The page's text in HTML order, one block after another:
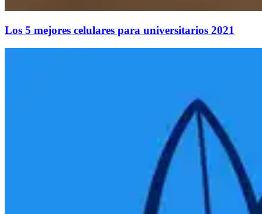
Los 5 mejores celulares para universitarios 2021